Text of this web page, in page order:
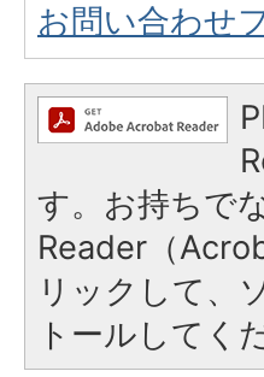
お問い合わせ
す。お持ちで
Reader（
リックして、
トールしてく